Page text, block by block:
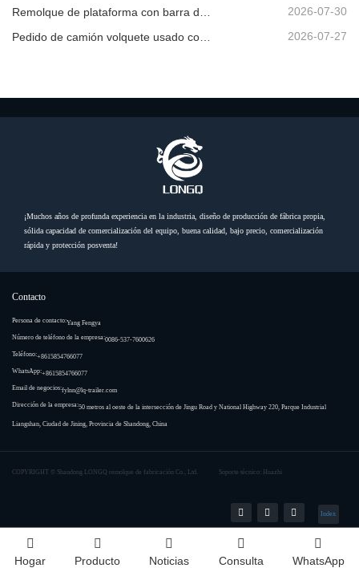
2026-07-30
Pedido de camión volquete usado confirmado desde África 2026-07-27
Contacto
Persona de contacto:Yang Fengya
Número de teléfono de la empresa:0086-537-7600626
Teléfono:+8615854766077
WhatsApp:+8615854766077
Email de negocios:fylnn@lq-trailer.com
Dirección de la empresa:50 metros al oeste de la intersección de Jingu Road y National Highway 220, Parque Industrial
Liangshan, Ciudad de Jining, Provincia de Shandong, China
¡Muchos años de profunda experiencia en la industria, diseño de producción de fábrica propia,
sólida capacidad de comercialización del equipo, buena calidad, bajo precio, comercialización
rápida y protección posventa!
COPYRIGHT © Shandong LONGQ remolque de fabricación Co., Ltd. Soporte técnico: Huazhi
Index
Hogar Producto Noticias Consulta WhatsApp